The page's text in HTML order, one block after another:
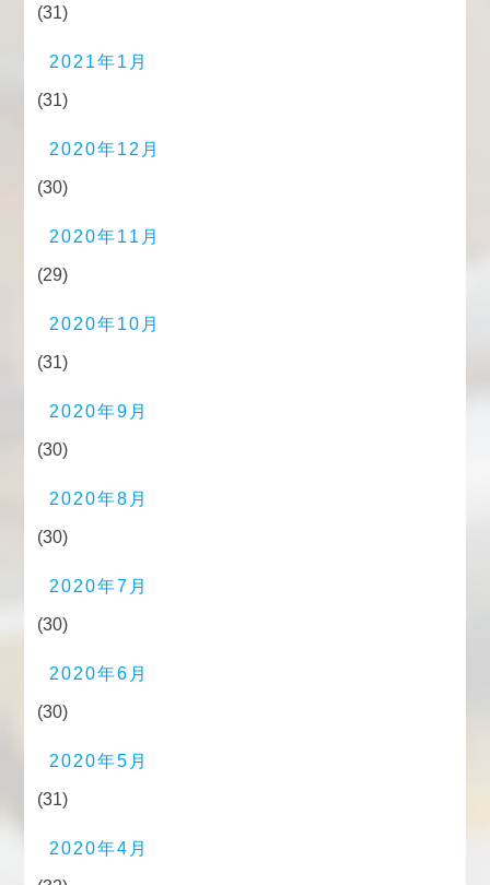
(31)
2021年1月
(31)
2020年12月
(30)
2020年11月
(29)
2020年10月
(31)
2020年9月
(30)
2020年8月
(30)
2020年7月
(30)
2020年6月
(30)
2020年5月
(31)
2020年4月